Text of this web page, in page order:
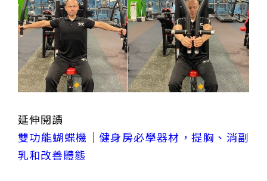
延伸閱讀
雙功能蝴蝶機｜健身房必學器材，提胸、消副
乳和改善體態